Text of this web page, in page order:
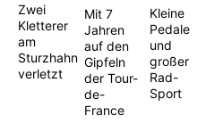
Zwei
Kletterer
am
Sturzhahn
verletzt
Mit 7
Jahren
auf den
Gipfeln
der Tour-
de-
France
Kleine
Pedale
und
großer
Rad-
Sport